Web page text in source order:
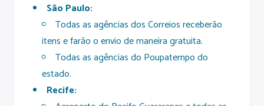
São Paulo:
Todas as agências dos Correios receberão
itens e farão o envio de maneira gratuita.
Todas as agências do Poupatempo do
estado.
Recife: